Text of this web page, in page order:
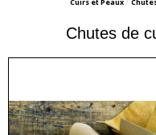
Chutes de